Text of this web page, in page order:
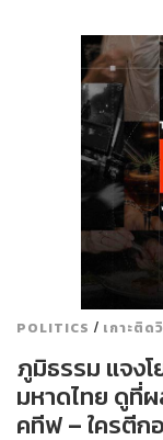
POLITICS / เกาะติด
ภูมิธรรม แจง
มหาดไทย ดูที่
คทีฟ – ใครตีก